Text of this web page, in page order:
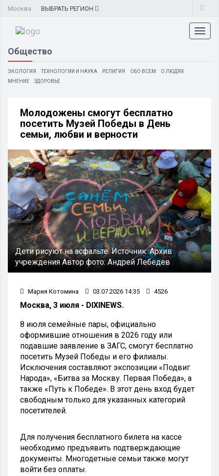
Москва ВЫБРАТЬ РЕГИОН
Общество
ЭКОЛОГИЯ ТЕХНОЛОГИИ И НАУКА РЕЛИГИЯ ОБО ВСЕМ
О ЛЮДЯХ
МНЕНИЕ
ЗДОРОВЬЕ
Молодожены смогут бесплатно
посетить Музей Победы в День
семьи, любви и верности
Дети рисуют на асфальте.Источник:Архив
учрежденияАвтор фото: Андрей Лебедев
Мария Котомина 03.07.2026 14:35 4526
Москва, 3 июля - DIXINEWS.
8 июля семейные пары, официально
оформившие отношения в 2026 году или
подавшие заявление в ЗАГС, смогут бесплатно
посетить Музей Победы и его филиалы.
Исключения составляют экспозиции «Подвиг
Народа», «Битва за Москву. Первая Победа», а
также «Путь к Победе». В этот день вход будет
свободным только для указанных категорий
посетителей.
Для получения бесплатного билета на кассе
необходимо предъявить подтверждающие
документы. Многодетные семьи также могут
войти без оплаты.